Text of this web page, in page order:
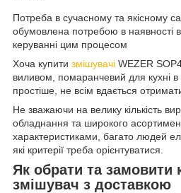
Потреба в сучасному та якісному
обумовлена потребою в наявності
керуванні цим процесом
Хоча купити змішувачі WEZER
виливом, помаранчевий для кухні в
простіше, не всім вдається
Не зважаючи на велику кількість
обладнання та широкого
характеристиками, багато людей
які критерії треба орієнтуватися.
Як обрати та замовити
змішувач з доставкою